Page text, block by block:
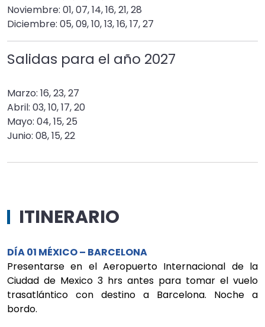
Noviembre: 01, 07, 14, 16, 21, 28
Diciembre: 05, 09, 10, 13, 16, 17, 27
Salidas para el año 2027
Marzo: 16, 23, 27
Abril: 03, 10, 17, 20
Mayo: 04, 15, 25
Junio: 08, 15, 22
ITINERARIO
DÍA 01 MÉXICO – BARCELONA
Presentarse en el Aeropuerto Internacional de la
Ciudad de Mexico 3 hrs antes para tomar el vuelo
trasatlántico con destino a Barcelona. Noche a
bordo.